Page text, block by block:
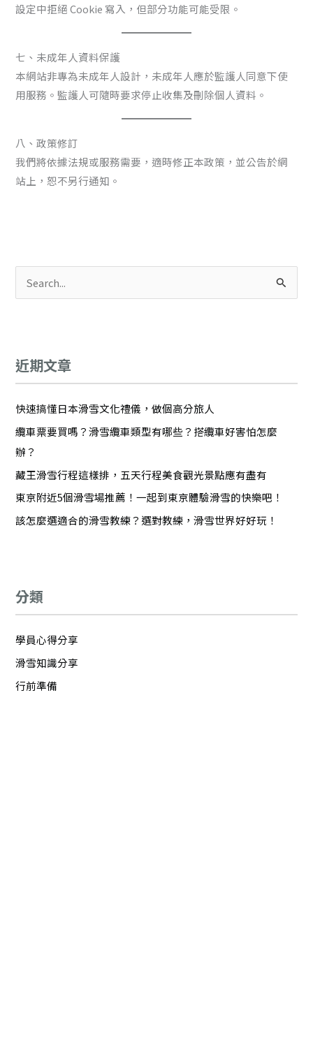
設定中拒絕 Cookie 寫入，但部分功能可能受限。
七、未成年人資料保護
本網站非專為未成年人設計，未成年人應於監護人同意下使
用服務。監護人可隨時要求停止收集及刪除個人資料。
八、政策修訂
我們將依據法規或服務需要，適時修正本政策，並公告於網
站上，恕不另行通知。
字
:
近期文章
快速搞懂日本滑雪文化禮儀，做個高分旅人
纜車票要買嗎？滑雪纜車類型有哪些？搭纜車好害怕怎麼
辦？
藏王滑雪行程這樣排，五天行程美食觀光景點應有盡有
東京附近5個滑雪場推薦！一起到東京體驗滑雪的快樂吧！
該怎麼選適合的滑雪教練？選對教練，滑雪世界好好玩！
分類
學員心得分享
滑雪知識分享
行前準備